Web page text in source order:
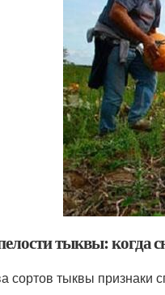
тыквы: когда
сортов тыквы признаки